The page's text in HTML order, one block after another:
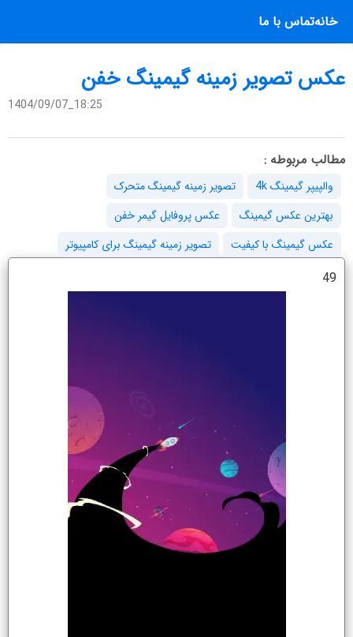
خانهتماس با ما
عکس تصویر زمینه گیمینگ خفن
1404/09/07_18:25
مطالب مربوطه :
والپیپر گیمینگ 4k
تصویر زمینه گیمینگ متحرک
بهترین عکس گیمینگ
عکس پروفایل گیمر خفن
عکس گیمینگ با کیفیت
تصویر زمینه گیمینگ برای کامپیوتر
49